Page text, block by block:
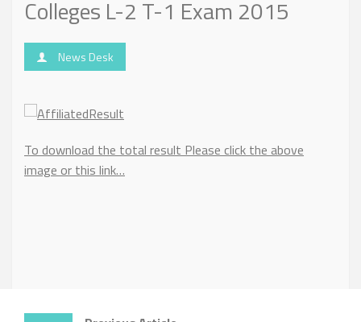
Colleges L-2 T-1 Exam 2015
News Desk
To download the total result Please click the above
image or this link…